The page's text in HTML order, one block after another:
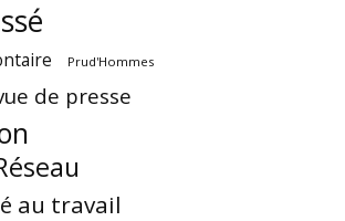
Prud'Hommes
de presse
au travail